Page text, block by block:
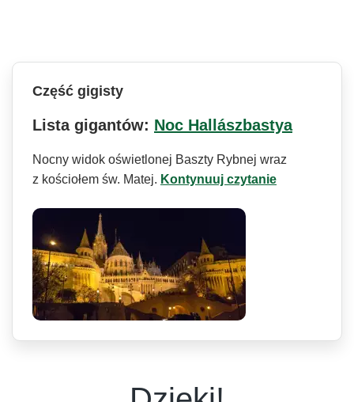
Część gigisty
Lista gigantów: Noc Hallászbastya
Nocny widok oświetlonej Baszty Rybnej wraz
z kościołem św. Matej. Kontynuuj czytanie